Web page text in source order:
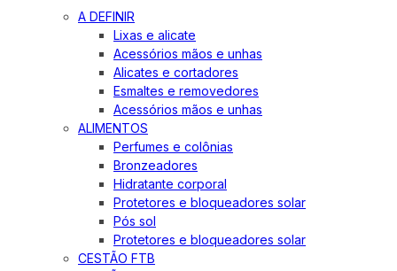
A DEFINIR
Lixas e alicate
Acessórios mãos e unhas
Alicates e cortadores
Esmaltes e removedores
Acessórios mãos e unhas
ALIMENTOS
Perfumes e colônias
Bronzeadores
Hidratante corporal
Protetores e bloqueadores solar
Pós sol
Protetores e bloqueadores solar
CESTÃO FTB